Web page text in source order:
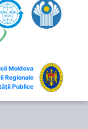
Moldova
Regionale
Publice